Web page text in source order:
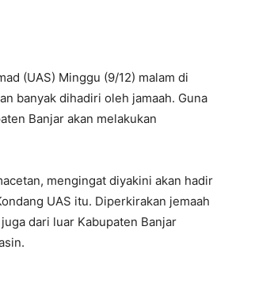
(UAS) Minggu (9/12) malam di
banyak dihadiri oleh jamaah. Guna
Banjar akan melakukan
mengingat diyakini akan hadir
UAS itu. Diperkirakan jemaah
dari luar Kabupaten Banjar